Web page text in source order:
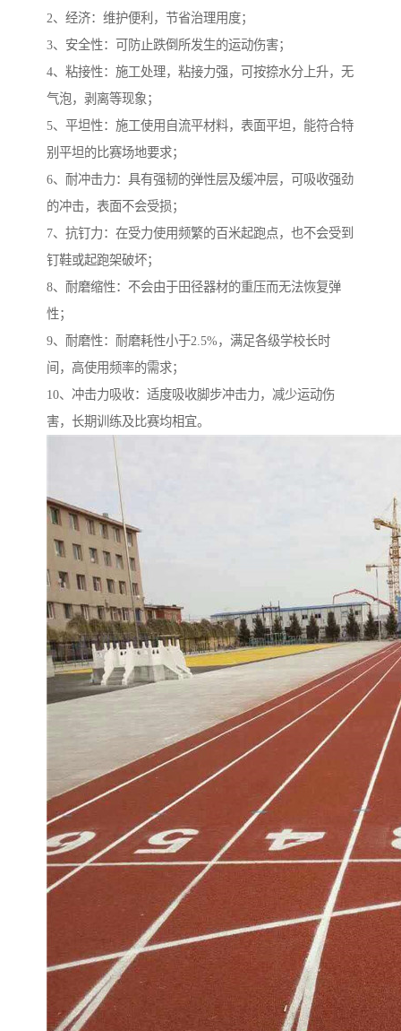
2、经济：维护便利，节省治理用度；
3、安全性：可防止跌倒所发生的运动伤害；
4、粘接性：施工处理，粘接力强，可按捺水分上升，无
气泡，剥离等现象；
5、平坦性：施工使用自流平材料，表面平坦，能符合特
别平坦的比赛场地要求；
6、耐冲击力：具有强韧的弹性层及缓冲层，可吸收强劲
的冲击，表面不会受损；
7、抗钉力：在受力使用频繁的百米起跑点，也不会受到
钉鞋或起跑架破坏；
8、耐磨缩性：不会由于田径器材的重压而无法恢复弹
性；
9、耐磨性：耐磨耗性小于2.5%，满足各级学校长时
间，高使用频率的需求；
10、冲击力吸收：适度吸收脚步冲击力，减少运动伤
害，长期训练及比赛均相宜。